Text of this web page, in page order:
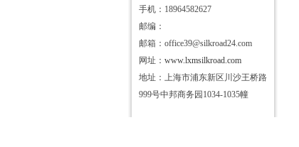
手机：18964582627
邮编：
邮箱：office39@silkroad24.com
网址： www.lxmsilkroad.com
地址：上海市浦东新区川沙王桥路
999号中邦商务园1034-1035幢